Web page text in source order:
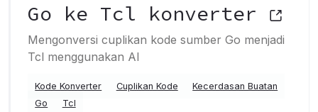
Go ke Tcl konverter
Mengonversi cuplikan kode sumber Go menjadi
Tcl menggunakan AI
Kode Konverter Cuplikan Kode
Kecerdasan Buatan
Go
Tcl